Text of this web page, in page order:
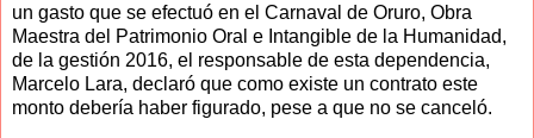
un gasto que se efectuó en el Carnaval de Oruro, Obra
Maestra del Patrimonio Oral e Intangible de la Humanidad,
de la gestión 2016, el responsable de esta dependencia,
Marcelo Lara, declaró que como existe un contrato este
monto debería haber figurado, pese a que no se canceló.